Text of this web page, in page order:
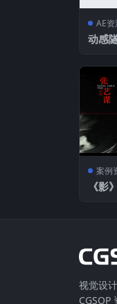
AE资
动感
nnel
案例
《影
视觉设
CGSOP